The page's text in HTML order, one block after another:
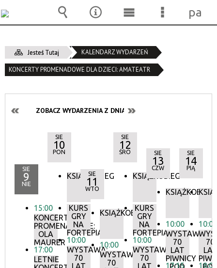
Jesteś Tutaj KALENDARZ WYDARZEŃ
KONCERTY PROMENADOWE DLA DZIECI: AMATEATR
ZOBACZ WYDARZENIA Z DNIA:
SIE
9
NIE
15:00
KONCERTY
PROMENADOWE:
OLA
MAURER
17:00
LETNIE
SIE
10
PON
KSIĄŻKOBIEG
KURS
GRY
NA
FORTEPIANIE
10:00
WYSTAWA:
70
LAT
SIE
11
WTO
KSIĄŻKOBIEG
10:00
WYSTAWA:
70
SIE
12
ŚRO
KSIĄŻKOBIEG
KURS
GRY
NA
FORTEPIANIE
10:00
WYSTAWA:
70
LAT
SIE
13
CZW
KSIĄŻKOBIEG
10:00
WYSTAWA:
70
LAT
PIWNICY
17:15
SIE
14
PIĄ
10:00
70
LAT
18:00
Wyszukiwarka
Narzędzia
MenuMenu